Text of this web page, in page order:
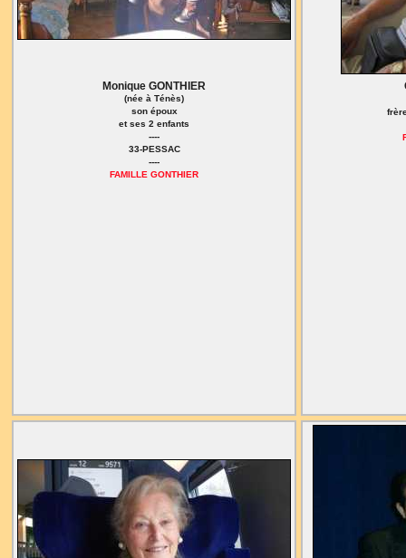
Monique GONTHIER
(née à Ténès)
son époux
et ses 2 enfants
----
33-PESSAC
----
FAMILLE GONTHIER